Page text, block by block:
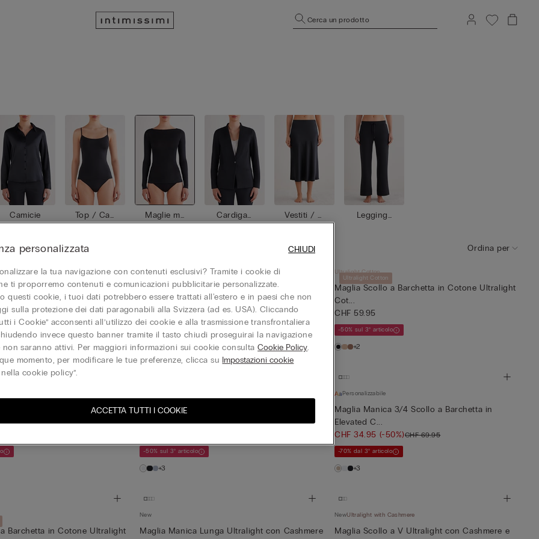
Cerca un prodotto
Camicie
Top / Can
otte
Maglie ma
niche lun
Cardigan
/ Giacche
Vestiti / G
onne
Leggings
Ordina per
a Barchetta in Cotone Ultralight
Personalizzabile
Maglia Manica 3/4 Scollo a Barchetta in
Elevated C...
CHF 69.95
+3
Ultralight Cotton
Ultralight Cotton
Maglia Scollo a Barchetta in Cotone Ultralight
Cot...
CHF 59.95
-50% sul 3° articolo
+2
a Barchetta in Cotone Ultralight
Maglia Manica 3/4 Scollo a Barchetta in
Elevated C...
-50% sul 3° articolo
+3
Personalizzabile
Maglia Manica 3/4 Scollo a Barchetta in
Elevated C...
CHF 34.95 (-50%)CHF 69.95
-70% dal 3° articolo
+3
Barchetta in Cotone Ultralight
New
Maglia Manica Lunga Ultralight con Cashmere
NewUltralight with Cashmere
Maglia Scollo a V Ultralight con Cashmere e
personalizzata
la tua navigazione con contenuti esclusivi? Tramite i cookie di
ti proporremo contenuti e comunicazioni pubblicitarie personalizzate.
questi cookie, i tuoi dati potrebbero essere trattati all'estero e in paesi che non
sulla protezione dei dati paragonabili alla Svizzera (ad es. USA). Cliccando
i Cookie” acconsenti all’utilizzo dei cookie e alla trasmissione transfrontaliera
invece questo banner tramite il tasto chiudi proseguirai la navigazione
non saranno attivi. Per maggiori informazioni sui cookie consultaCookie Policy.
momento, per modificare le tue preferenze, clicca su Impostazioni cookie
cookie policy”.
ACCETTA TUTTI I COOKIE
CHIUDI